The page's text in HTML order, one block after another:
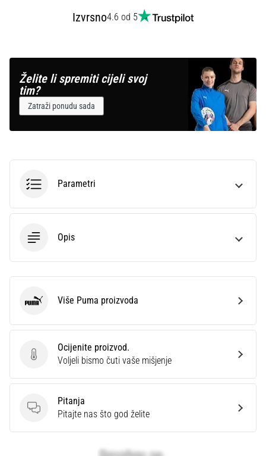
Izvrsno4.6 od 5
Želite li spremiti cijeli svoj
tim?
Zatraži ponudu sada
Parametri
Opis
Ocijenite proizvod.
Ocijenite proizvod.
Voljeli bismo čuti vaše mišjenje
Pitanja
Pitanja
Pitajte nas što god želite
Puma Više Puma proizvoda